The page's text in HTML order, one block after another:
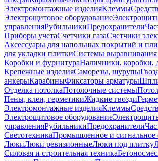
Электромонтажные изделияКлеммы
Электрощитовое оборудование
управленияРубильникиПредохранители
Приборы учетаСчетчики газаСчетчики
Аксессуары для напольных покрытий и
для укладки плиткиСистемы
Коробки и фурнитураНаличники, коробки,
Крепежные изделияСаморезы, шурупы
анкерыКарабиныФиксаторы арматуры
Отделка потолкаПотолочные системы
Пены, клеи, герметикиЖидкие гвозди
Электромонтажные изделияКлеммы
Электрощитовое оборудование
управленияРубильникиПредохранители
СветотехникаПромышленное и сигнальное
ЛюкиЛюки ревизионныеЛюки под плитку
Силовая и строительная техника